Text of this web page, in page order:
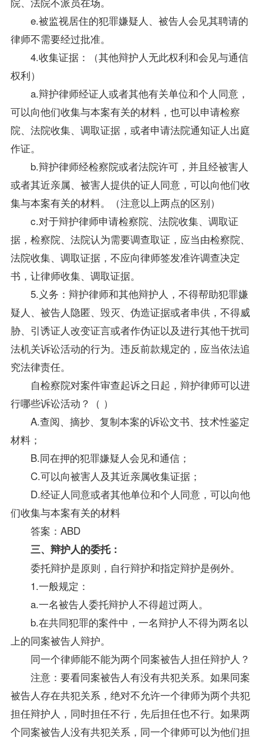
e.被监视居住的犯罪嫌疑人、被告人会见其聘请的
律师不需要经过批准。
4.收集证据：（其他辩护人无此权利和会见与通信
权利）
a.辩护律师经证人或者其他有关单位和个人同意，
可以向他们收集与本案有关的材料，也可以申请检察
院、法院收集、调取证据，或者申请法院通知证人出庭
作证。
b.辩护律师经检察院或者法院许可，并且经被害人
或者其近亲属、被害人提供的证人同意，可以向他们收
集与本案有关的材料。（注意以上两点的区别）
c.对于辩护律师申请检察院、法院收集、调取证
据，检察院、法院认为需要调查取证，应当由检察院、
法院收集、调取证据，不应向律师签发准许调查决定
书，让律师收集、调取证据。
5.义务：辩护律师和其他辩护人，不得帮助犯罪嫌
疑人、被告人隐匿、毁灭、伪造证据或者串供，不得威
胁、引诱证人改变证言或者作伪证以及进行其他干扰司
法机关诉讼活动的行为。违反前款规定的，应当依法追
究法律责任。
自检察院对案件审查起诉之日起，辩护律师可以进
行哪些诉讼活动？（ ）
A.查阅、摘抄、复制本案的诉讼文书、技术性鉴定
材料；
B.同在押的犯罪嫌疑人会见和通信；
C.可以向被害人及其近亲属收集证据；
D.经证人同意或者其他单位和个人同意，可以向他
们收集与本案有关的材料
答案：ABD
三、辩护人的委托：
委托辩护是原则，自行辩护和指定辩护是例外。
1.一般规定：
a.一名被告人委托辩护人不得超过两人。
b.在共同犯罪的案件中，一名辩护人不得为两名以
上的同案被告人辩护。
同一个律师能不能为两个同案被告人担任辩护人？
注意：要看同案被告人有没有共犯关系。如果同案
被告人存在共犯关系，绝对不允许一个律师为两个共犯
担任辩护人，同时担任不行，先后担任也不行。如果两
个同案被告人没有共犯关系，同一个律师可以为他们担